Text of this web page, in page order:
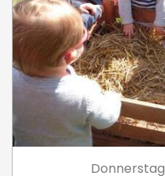
Donnerstag